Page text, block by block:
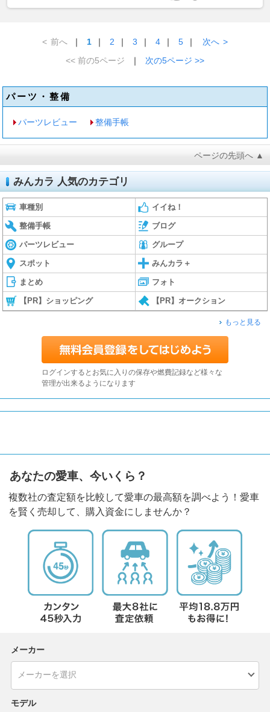
< 前へ ｜ 1 ｜ 2 ｜ 3 ｜ 4 ｜ 5 ｜ 次へ >
<< 前の5ページ
｜ 次の5ページ >>
パーツ・整備
パーツレビュー 整備手帳
ページの先頭へ ▲
みんカラ 人気のカテゴリ
車種別 イイね！
整備手帳 ブログ
パーツレビュー グループ
スポット みんカラ＋
まとめ フォト
【PR】ショッピング 【PR】オークション
もっと見る
ログインするとお気に入りの保存や燃費記録など様々な
管理が出来るようになります
あなたの愛車、今いくら？
複数社の査定額を比較して愛車の最高額を調べよう！愛車
を賢く売却して、購入資金にしませんか？
メーカー
モデル